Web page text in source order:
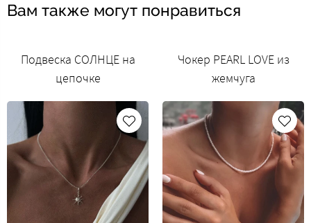
Вам также могут понравиться
Подвеска СОЛНЦЕ на
цепочке
Чокер PEARL LOVE из
жемчуга